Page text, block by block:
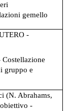
gemello
-
gruppo e
(N. Abrahams,
-